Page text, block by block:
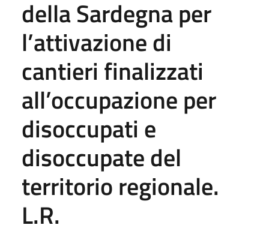
della Sardegna per
l’attivazione di
cantieri finalizzati
all’occupazione per
disoccupati e
disoccupate del
territorio regionale.
L.R.